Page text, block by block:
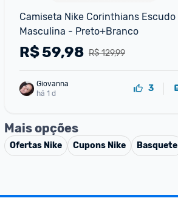
Camiseta Nike Corinthians Escudo
Masculina - Preto+Branco
R$ 129,99
R$59,98
Giovanna
há 1 d
3
Mais opções
Ofertas Nike Cupons Nike Basquete